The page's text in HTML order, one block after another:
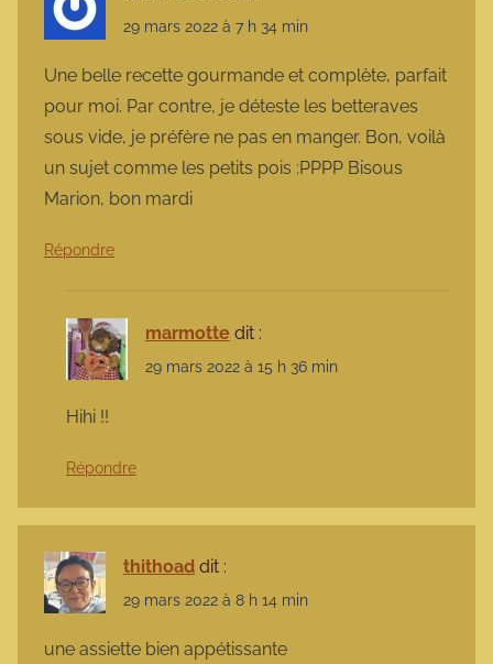
29 mars 2022 à 7 h 34 min
Une belle recette gourmande et complète, parfait
pour moi. Par contre, je déteste les betteraves
sous vide, je préfère ne pas en manger. Bon, voilà
un sujet comme les petits pois :PPPP Bisous
Marion, bon mardi
Répondre
marmotte dit :
29 mars 2022 à 15 h 36 min
Hihi !!
Répondre
thithoad dit :
29 mars 2022 à 8 h 14 min
une assiette bien appétissante